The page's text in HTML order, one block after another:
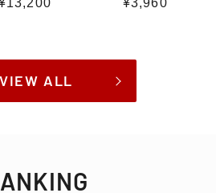
常価格 通常価格
¥3,960
VIEW ALL